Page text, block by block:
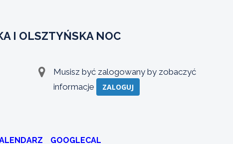
I OLSZTYŃSKA NOC
Musisz być zalogowany by zobaczyć
informacje
ZALOGUJ
GOOGLECAL